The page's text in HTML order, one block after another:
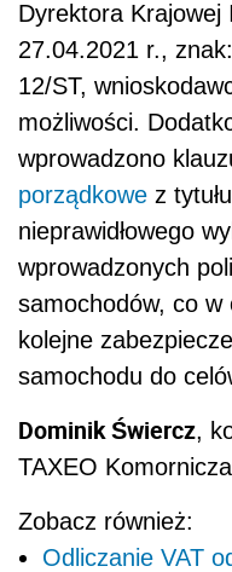
Dyrektora Krajowej
27.04.2021 r.,
12/ST,
możliwości.
wprowadzono
porządkowe z
nieprawidłowego
wprowadzonych
samochodów, co w
kolejne
samochodu do
Dominik Świercz,
TAXEO
Zobacz również:
Odliczanie VAT